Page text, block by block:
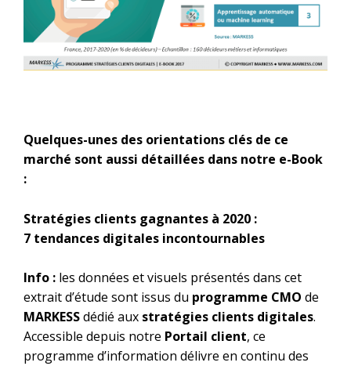
Quelques-unes des orientations clés de ce
marché sont aussi détaillées dans notre e-Book
:
Stratégies clients gagnantes à 2020 :
7 tendances digitales incontournables
Info : les données et visuels présentés dans cet
extrait d’étude sont issus du programme CMO de
MARKESSdédié aux stratégies clients digitales.
Accessible depuis notre Portail client, ce
programme d’information délivre en continu des